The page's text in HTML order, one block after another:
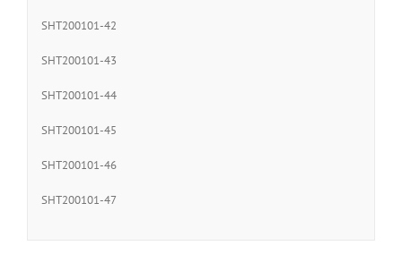
SHT200101-42
SHT200101-43
SHT200101-44
SHT200101-45
SHT200101-46
SHT200101-47